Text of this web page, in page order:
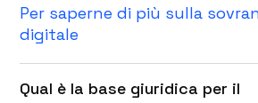
Per saperne di più sulla
digitale
Qual è la base giuridica per il